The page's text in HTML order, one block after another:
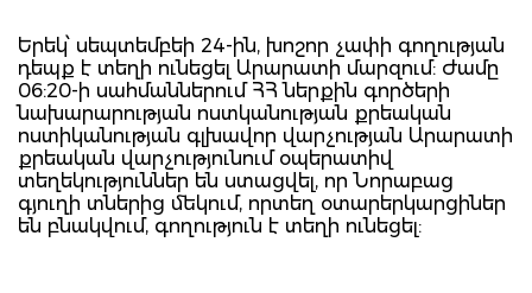
Երեկ՝ սեպտեմբեի 24-ին, խոշոր չափի գողության
դեպք է տեղի ունեցել Արարատի մարզում: Ժամը
06:20-ի սահմաններում ՀՀ ներքին գործերի
նախարարության ոստկանության քրեական
ոստիկանության գլխավոր վարչության Արարատի
քրեական վարչությունում օպերատիվ
տեղեկություններ են ստացվել, որ Նորաբաց
գյուղի տներից մեկում, որտեղ օտարերկարցիներ
են բնակվում, գողություն է տեղի ունեցել: